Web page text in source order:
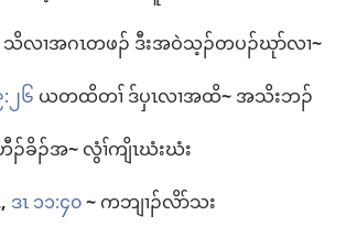
သိ​လၢ​အဂၤ​တဖၣ်​ ဒီး​အဝဲသ့ၣ်​တ​ပၣ်ဃုာ်​လၢ~
၂၆ယ​တ​ထိတၢ် ဒ်​ပှၤလၢ​အ​ထိ~အသိး​ဘၣ်
ၣ်ခိၣ်​အ~လွံၢ်​ကျိၤ​ဃံးဃံး
ဒၤ ၁၁:၄၀~က​ဘျၢၣ်​လိာ်သး